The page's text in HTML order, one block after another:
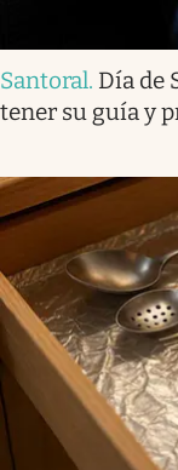
Santoral. Día de
tener su guía y